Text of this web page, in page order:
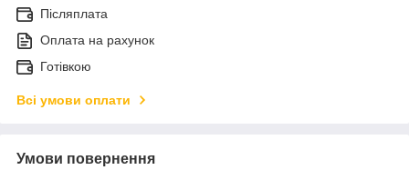
Післяплата
Оплата на рахунок
Готівкою
Всі умови оплати
Умови повернення